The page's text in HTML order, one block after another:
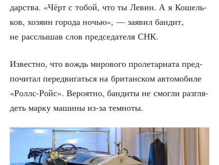
дар­ства. «Чёрт с тобой, что ты Левин. А я Кошель­
ков, хозя­ин горо­да ночью», — заявил бан­дит,
не рас­слы­шав слов пред­се­да­те­ля СНК.
Извест­но, что вождь миро­во­го про­ле­та­ри­а­та пред­
по­чи­тал пере­дви­гать­ся на бри­тан­ском авто­мо­би­ле
«Роллс-Ройс». Веро­ят­но, бан­ди­ты не смог­ли раз­гля­
деть мар­ку маши­ны из-за темноты.